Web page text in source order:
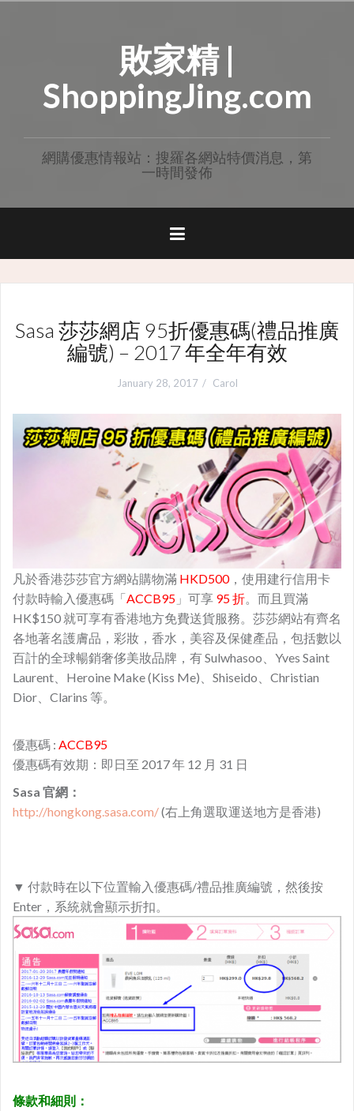
敗家精 |
ShoppingJing.com
網購優惠情報站：搜羅各網站特價消息，第
一時間發佈
Sasa 莎莎網店 95折優惠碼(禮品推廣
編號) – 2017 年全年有效
January 28, 2017 Carol
凡於香港莎莎官方網站購物滿 HKD500，使用建行信用卡
付款時輸入優惠碼「ACCB95 」可享 95 折。而且買滿
HK$150 就可享有香港地方免費送貨服務。莎莎網站有齊名
各地著名護膚品，彩妝，香水，美容及保健產品，包括數以
百計的全球暢銷奢侈美妝品牌，有 Sulwhasoo、Yves Saint
Laurent、Heroine Make (Kiss Me)、Shiseido、Christian
Dior、Clarins 等。
優惠碼 : ACCB95
優惠碼有效期：即日至 2017 年 12 月 31 日
Sasa 官網：
http://hongkong.sasa.com/(右上角選取運送地方是香港)
▼ 付款時在以下位置輸入優惠碼/禮品推廣編號，然後按
Enter，系統就會顯示折扣。
條款和細則：